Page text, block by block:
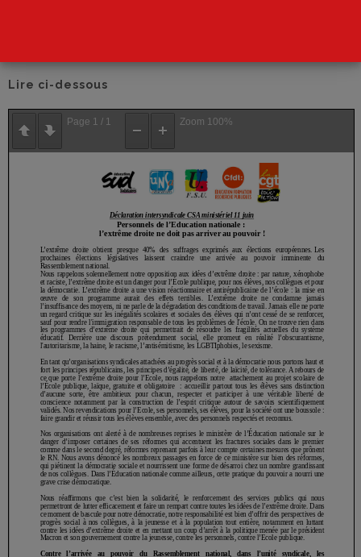
Lire ci-dessous
Page 1 / 1 Zoom 100%